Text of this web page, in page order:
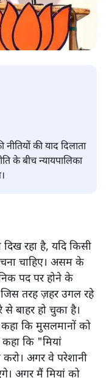
की याद दिलाता
के बीच न्यायपालिका
रहा है, यदि किसी
चाहिए। असम के
पद पर होने के
तरह ज़हर उगल रहे
बाहर हो चुका है।
कहा कि मुसलमानों को
कि "मियां
अगर वे परेशानी
अगर मैं मियां को